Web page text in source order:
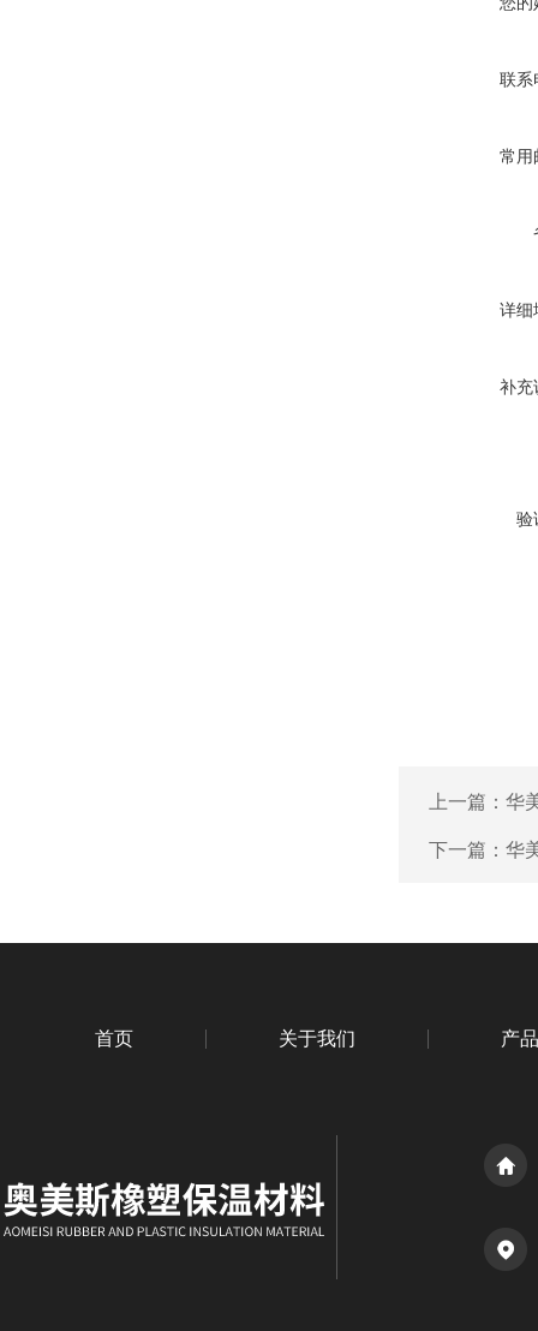
联系
常用
详细
补充
验
上一篇： 华
下一篇： 华
首页 关于我们 产